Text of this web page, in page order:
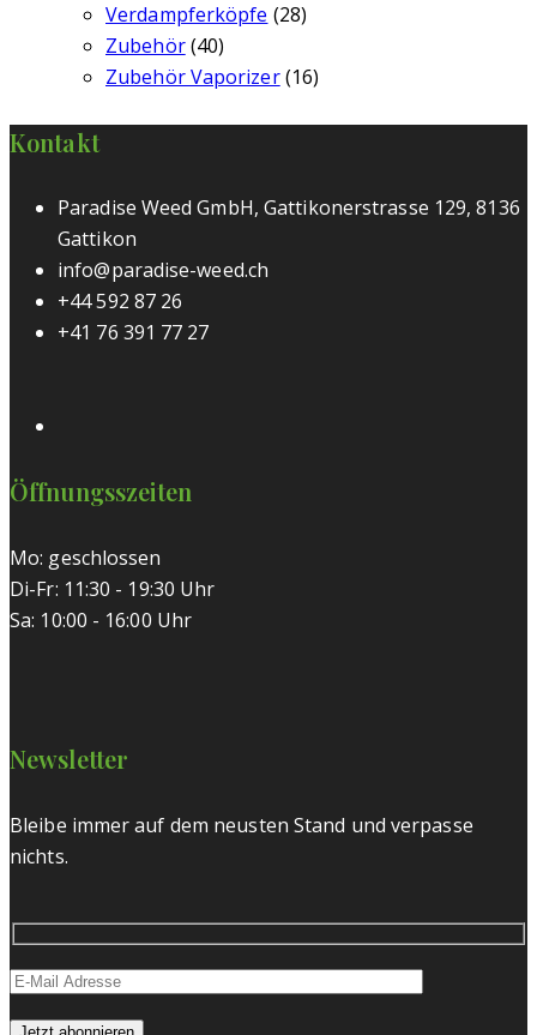
Verdampferköpfe (28)
Zubehör(40)
Zubehör Vaporizer(16)
Kontakt
Paradise Weed GmbH, Gattikonerstrasse 129, 8136
Gattikon
info@paradise-weed.ch
+44 592 87 26
+41 76 391 77 27
Öffnungsszeiten
Mo: geschlossen
Di-Fr: 11:30 - 19:30 Uhr
Sa: 10:00 - 16:00 Uhr
Newsletter
Bleibe immer auf dem neusten Stand und verpasse
nichts.